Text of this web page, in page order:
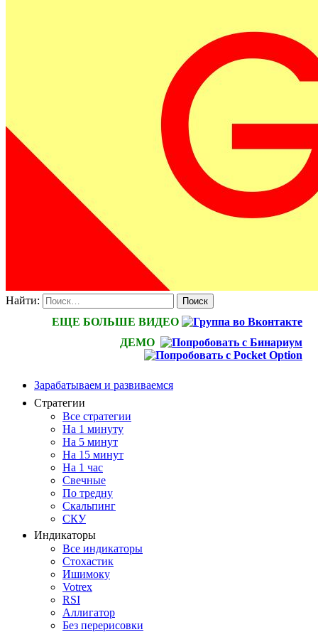
Найти:
ЕЩЕ БОЛЬШЕ ВИДЕО
ДЕМО
Зарабатываем и развиваемся
Стратегии
Все стратегии
На 1 минуту
На 5 минут
На 15 минут
На 1 час
Свечные
По тредну
Скальпинг
СКУ
Индикаторы
Все индикаторы
Стохастик
Ишимоку
Votrex
RSI
Аллигатор
Без перерисовки